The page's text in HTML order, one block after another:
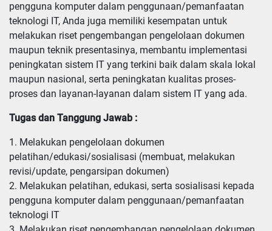
pengguna komputer dalam penggunaan/pemanfaatan
teknologi IT, Anda juga memiliki kesempatan untuk
melakukan riset pengembangan pengelolaan dokumen
maupun teknik presentasinya, membantu implementasi
peningkatan sistem IT yang terkini baik dalam skala lokal
maupun nasional, serta peningkatan kualitas proses-
proses dan layanan-layanan dalam sistem IT yang ada.
Tugas dan Tanggung Jawab :
1. Melakukan pengelolaan dokumen
pelatihan/edukasi/sosialisasi (membuat, melakukan
revisi/update, pengarsipan dokumen)
2. Melakukan pelatihan, edukasi, serta sosialisasi kepada
pengguna komputer dalam penggunaan/pemanfaatan
teknologi IT